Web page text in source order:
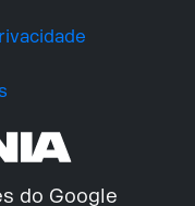
do Google